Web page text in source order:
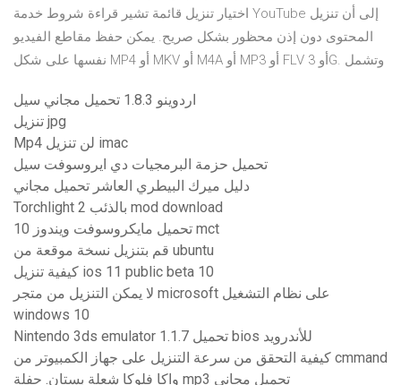
اختيار تنزيل قائمة تشير قراءة شروط خدمة YouTube إلى أن تنزيل
المحتوى دون إذن محظور بشكل صريح. يمكن حفظ مقاطع الفيديو
نفسها على شكل MP4 أو MKV أو M4A أو MP3 أو FLV أو 3G. وتشمل
اردوينو 1.8.3 تحميل مجاني سيل
تنزيل jpg
Mp4 لن تنزيل imac
تحميل حزمة البرمجيات دي ايروسوفت سيل
دليل ميرك البيطري العاشر تحميل مجاني
Torchlight 2 بالذئب mod download
تحميل مايكروسوفت ويندوز 10 mct
قم بتنزيل نسخة موقعة من ubuntu
كيفية تنزيل ios 11 public beta 10
لا يمكن التنزيل من متجر microsoft على نظام التشغيل
windows 10
Nintendo 3ds emulator 1.1.7 تحميل bios للأندرويد
كيفية التحقق من سرعة التنزيل على جهاز الكمبيوتر من cmmand
واكا فلوكا شعلة بستان. حفلة mp3 تحميل مجاني